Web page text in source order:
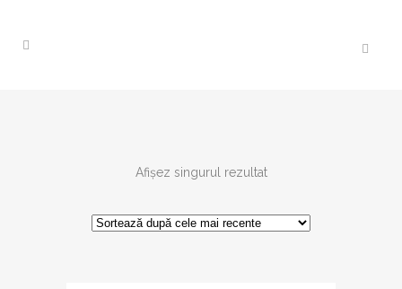
Afișez singurul rezultat